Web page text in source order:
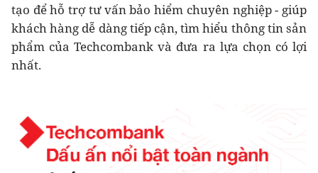
tạo để hỗ trợ tư vấn bảo hiểm chuyên nghiệp - giúp
khách hàng dễ dàng tiếp cận, tìm hiểu thông tin sản
phẩm của Techcombank và đưa ra lựa chọn có lợi
nhất.